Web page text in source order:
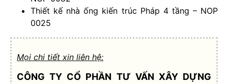
Thiết kế nhà ống kiến trúc Pháp 4 tầng – NOP
0025
Mọi chi tiết xin liên hệ:
CÔNG TY CỔ PHẦN TƯ VẤN XÂY DỰNG